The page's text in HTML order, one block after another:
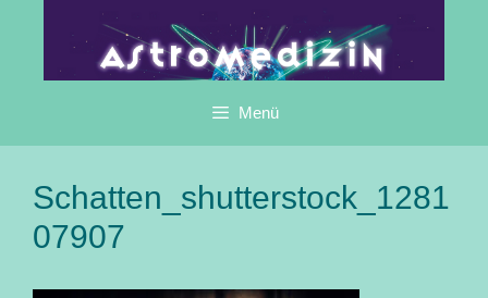
Menü
Schatten_shutterstock_1281
07907